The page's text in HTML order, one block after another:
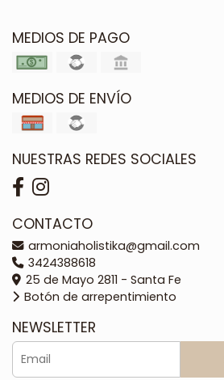
MEDIOS DE PAGO
MEDIOS DE ENVÍO
NUESTRAS REDES SOCIALES
CONTACTO
armoniaholistika@gmail.com
3424388618
25 de Mayo 2811 - Santa Fe
Botón de arrepentimiento
NEWSLETTER